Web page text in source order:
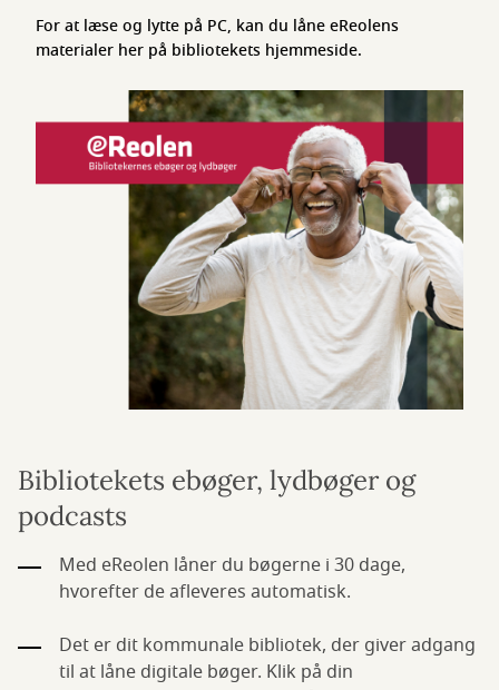
For at læse og lytte på PC, kan du låne eReolens
materialer her på bibliotekets hjemmeside.
Bibliotekets ebøger, lydbøger og
podcasts
Med eReolen låner du bøgerne i 30 dage,
hvorefter de afleveres automatisk.
Det er dit kommunale bibliotek, der giver adgang
til at låne digitale bøger. Klik på din